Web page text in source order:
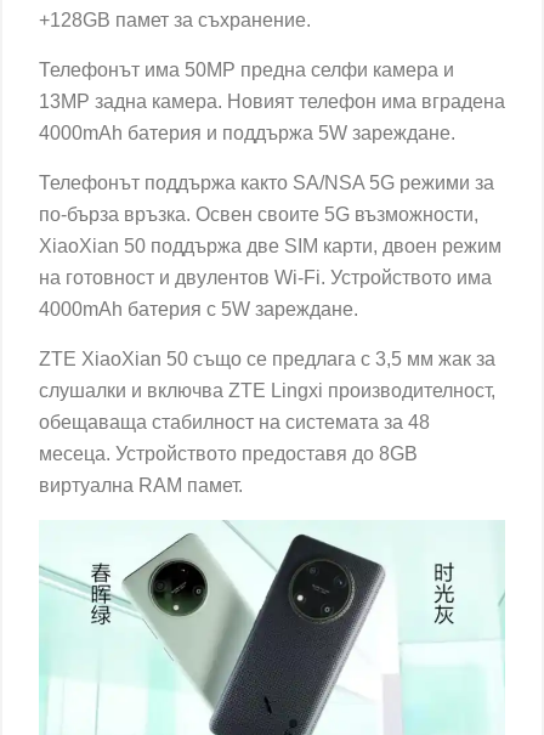
+128GB памет за съхранение.
Телефонът има 50MP предна селфи камера и
13MP задна камера. Новият телефон има вградена
4000mAh батерия и поддържа 5W зареждане.
Телефонът поддържа както SA/NSA 5G режими за
по-бърза връзка. Освен своите 5G възможности,
XiaoXian 50 поддържа две SIM карти, двоен режим
на готовност и двулентов Wi-Fi. Устройството има
4000mAh батерия с 5W зареждане.
ZTE XiaoXian 50 също се предлага с 3,5 мм жак за
слушалки и включва ZTE Lingxi производителност,
обещаваща стабилност на системата за 48
месеца. Устройството предоставя до 8GB
виртуална RAM памет.